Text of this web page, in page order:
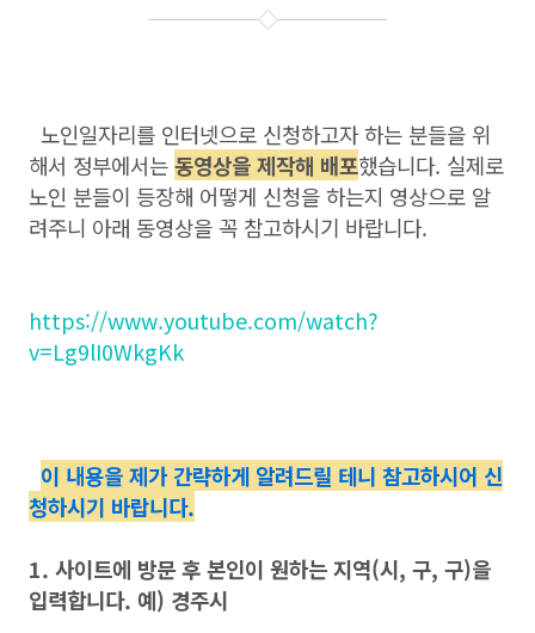
노인일자리를 인터넷으로 신청하고자 하는 분들을 위
해서 정부에서는동영상을 제작해 배포했습니다. 실제로
노인 분들이 등장해 어떻게 신청을 하는지 영상으로 알
려주니 아래 동영상을 꼭 참고하시기 바랍니다.
https://www.youtube.com/watch?
v=Lg9lI0WkgKk
이 내용을 제가 간략하게 알려드릴 테니 참고하시어 신
청하시기 바랍니다.
1. 사이트에 방문 후 본인이 원하는 지역(시, 구, 구)을
입력합니다. 예) 경주시